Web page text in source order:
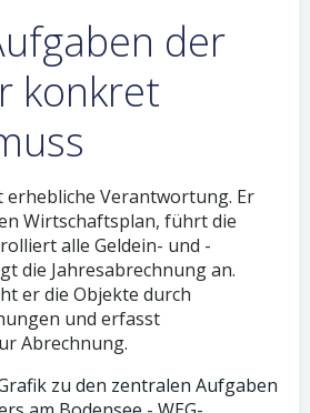
der
konkret
Verantwortung. Er
Wirtschaftsplan, führt die
alle Geldein- und -
die Jahresabrechnung an.
er die Objekte durch
und erfasst
Abrechnung.